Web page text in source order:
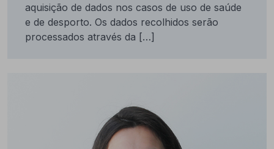
aquisição de dados nos casos de uso de saúde
e de desporto. Os dados recolhidos serão
processados através da […]